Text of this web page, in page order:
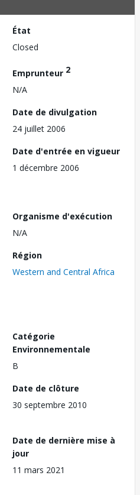
État
Closed
Emprunteur 2
N/A
Date de divulgation
24 juillet 2006
Date d'entrée en vigueur
1 décembre 2006
Organisme d'exécution
N/A
Région
Western and Central Africa
Catégorie
Environnementale
B
Date de clôture
30 septembre 2010
Date de dernière mise à
jour
11 mars 2021